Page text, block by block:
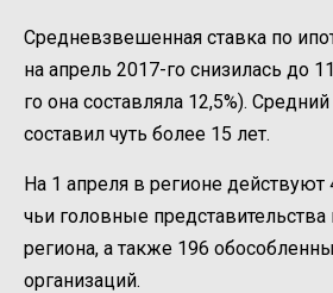
Средневзвешенная ставка по
на апрель 2017-го снизилась до
го она составляла 12,5%).
составил чуть более 15 лет.
На 1 апреля в регионе действуют
чьи головные представительства
региона, а также 196
организаций.